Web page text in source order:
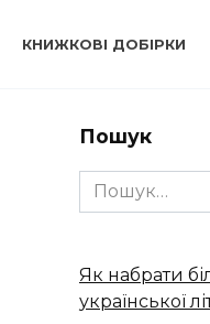
КНИЖКОВІ ДОБІРКИ
Пошук
Search
for:
Як набрати
української